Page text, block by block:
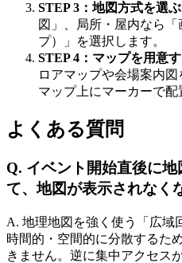
STEP 3：地図方式を選ぶ
図」、局所・屋内なら
プ）」を選択します。
STEP 4：マップを用意す
ロアマップや会場案内
マップ上にマーカーで配
よくある質問
Q. イベント開始直後に
て、地図が表示されなく
A. 地理地図を強く使う「広域
時間的・空間的に分散するた
きません。逆に集中アクセス